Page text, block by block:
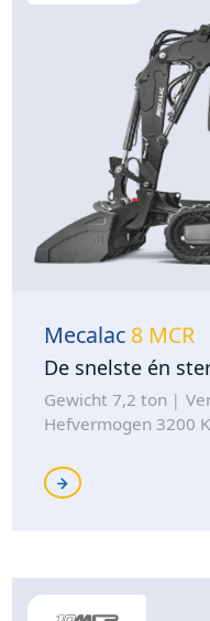
Mecalac 8 MCR
De snelste én
Gewicht 7,2 ton
Hefvermogen 3200